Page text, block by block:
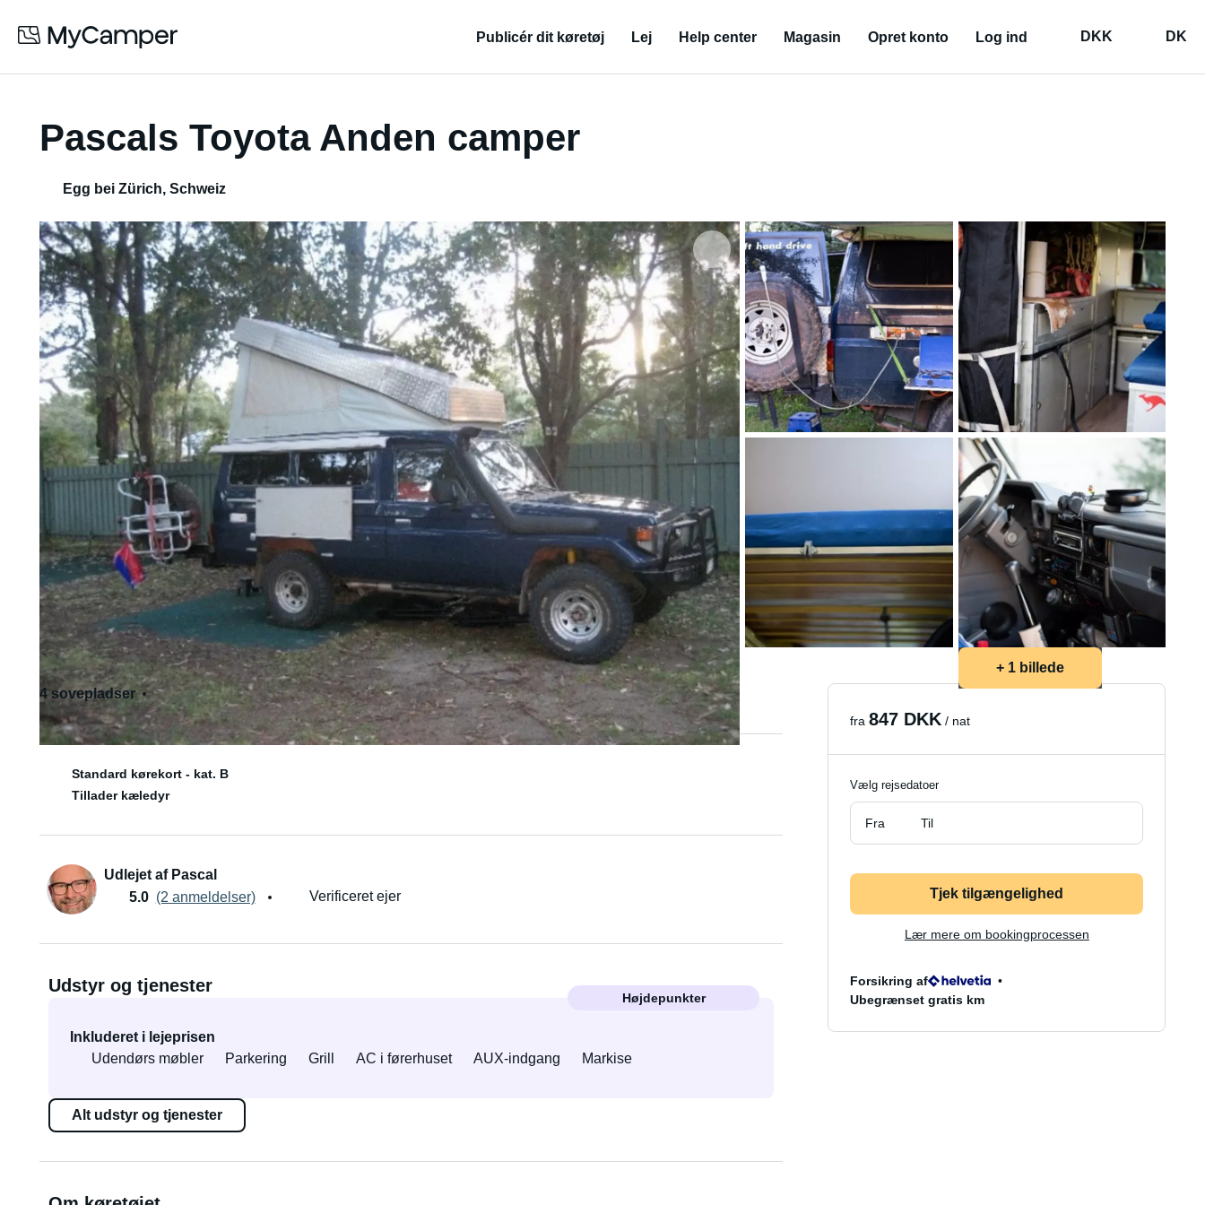
Publicér dit køretøj Lej Help center Magasin Opret konto Log ind DKK DK
Pascals Toyota Anden camper
Egg bei Zürich, Schweiz
+ 1 billede
4 sovepladser
2 siddepladser
Standard kørekort - kat. B
Tillader kæledyr
Udlejet af Pascal
5.0 (2 anmeldelser) Verificeret ejer
Udstyr og tjenester
Højdepunkter
Inkluderet i lejeprisen
Udendørs møbler
Parkering Grill AC i førerhuset AUX-indgang Markise
Alt udstyr og tjenester
fra847 DKK / nat
Vælg rejsedatoer
Fra Til
Tjek tilgængelighed
Lær mere om bookingprocessen
Forsikring af
Ubegrænset gratis km